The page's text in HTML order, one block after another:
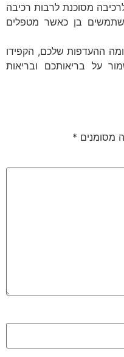
מסוכנת לרבות רכיבה
בן כאשר מטפלים
ההעדפות שלכם, הקפידו
על בריאותכם ובריאות
מסומנים *